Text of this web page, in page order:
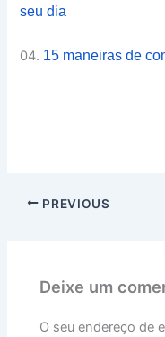
seu dia
04. 15 maneiras de
PREVIOUS
Deixe um
O seu endereço de